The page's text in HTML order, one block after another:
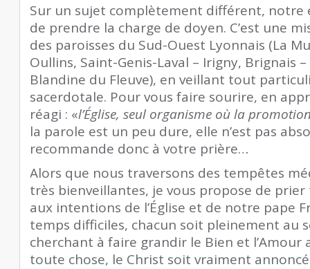
Sur un sujet complètement différent, notre
de prendre la charge de doyen. C’est une
des paroisses du Sud-Ouest Lyonnais (La
Oullins, Saint-Genis-Laval – Irigny, Brignais
Blandine du Fleuve), en veillant tout
sacerdotale. Pour vous faire sourire, en
réagi : «l’Église, seul organisme où la
la parole est un peu dure, elle n’est pas
recommande donc à votre prière…
Alors que nous traversons des tempêtes
très bienveillantes, je vous propose de
aux intentions de l’Église et de notre pape
temps difficiles, chacun soit pleinement au
cherchant à faire grandir le Bien et l’Amour
toute chose, le Christ soit vraiment